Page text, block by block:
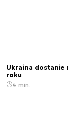
Ukraina dostanie
roku
4 min.